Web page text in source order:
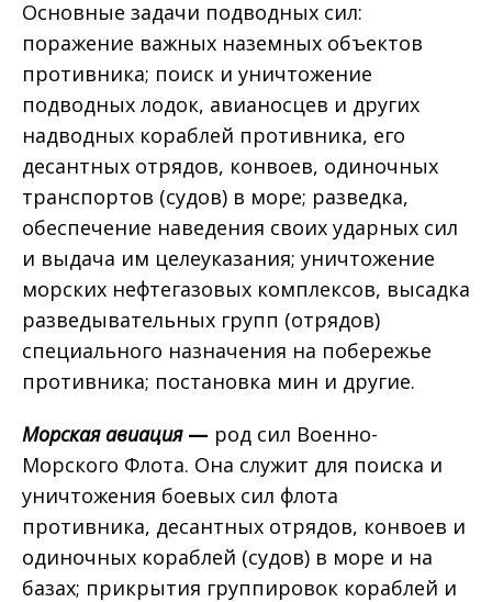
Основные задачи подводных сил:
поражение важных наземных объектов
противника; поиск и уничтожение
подводных лодок, авианосцев и других
надводных кораблей противника, его
десантных отрядов, конвоев, одиночных
транспортов (судов) в море; разведка,
обеспечение наведения своих ударных сил
и выдача им целеуказания; уничтожение
морских нефтегазовых комплексов, высадка
разведывательных групп (отрядов)
специального назначения на побережье
противника; постановка мин и другие.
Морская авиация — род сил Военно-
Морского Флота. Она служит для поиска и
уничтожения боевых сил флота
противника, десантных отрядов, конвоев и
одиночных кораблей (судов) в море и на
базах; прикрытия группировок кораблей и